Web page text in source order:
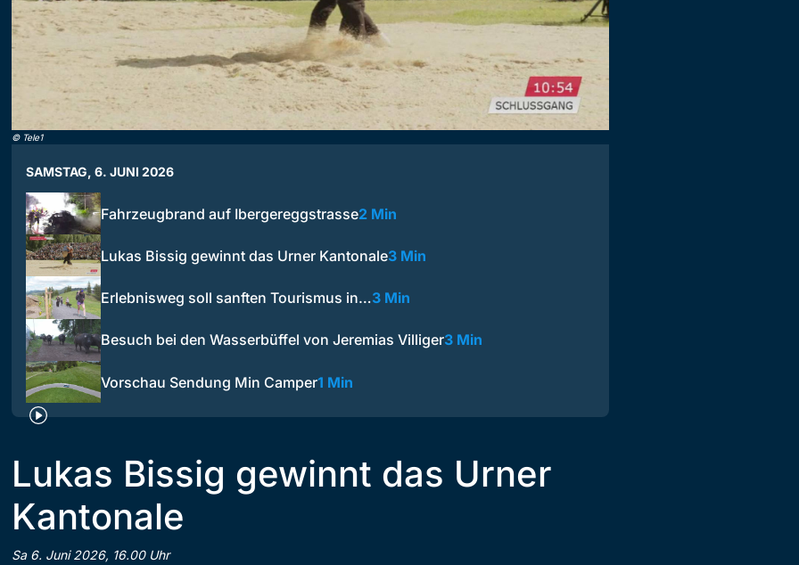
© Tele1
SAMSTAG, 6. JUNI 2026
Fahrzeugbrand auf Ibergereggstrasse2 Min
Lukas Bissig gewinnt das Urner Kantonale3 Min
Erlebnisweg soll sanften Tourismus in…3 Min
Besuch bei den Wasserbüffel von Jeremias Villiger3 Min
Vorschau Sendung Min Camper1 Min
Lukas Bissig gewinnt das Urner
Kantonale
Sa 6. Juni 2026, 16.00 Uhr